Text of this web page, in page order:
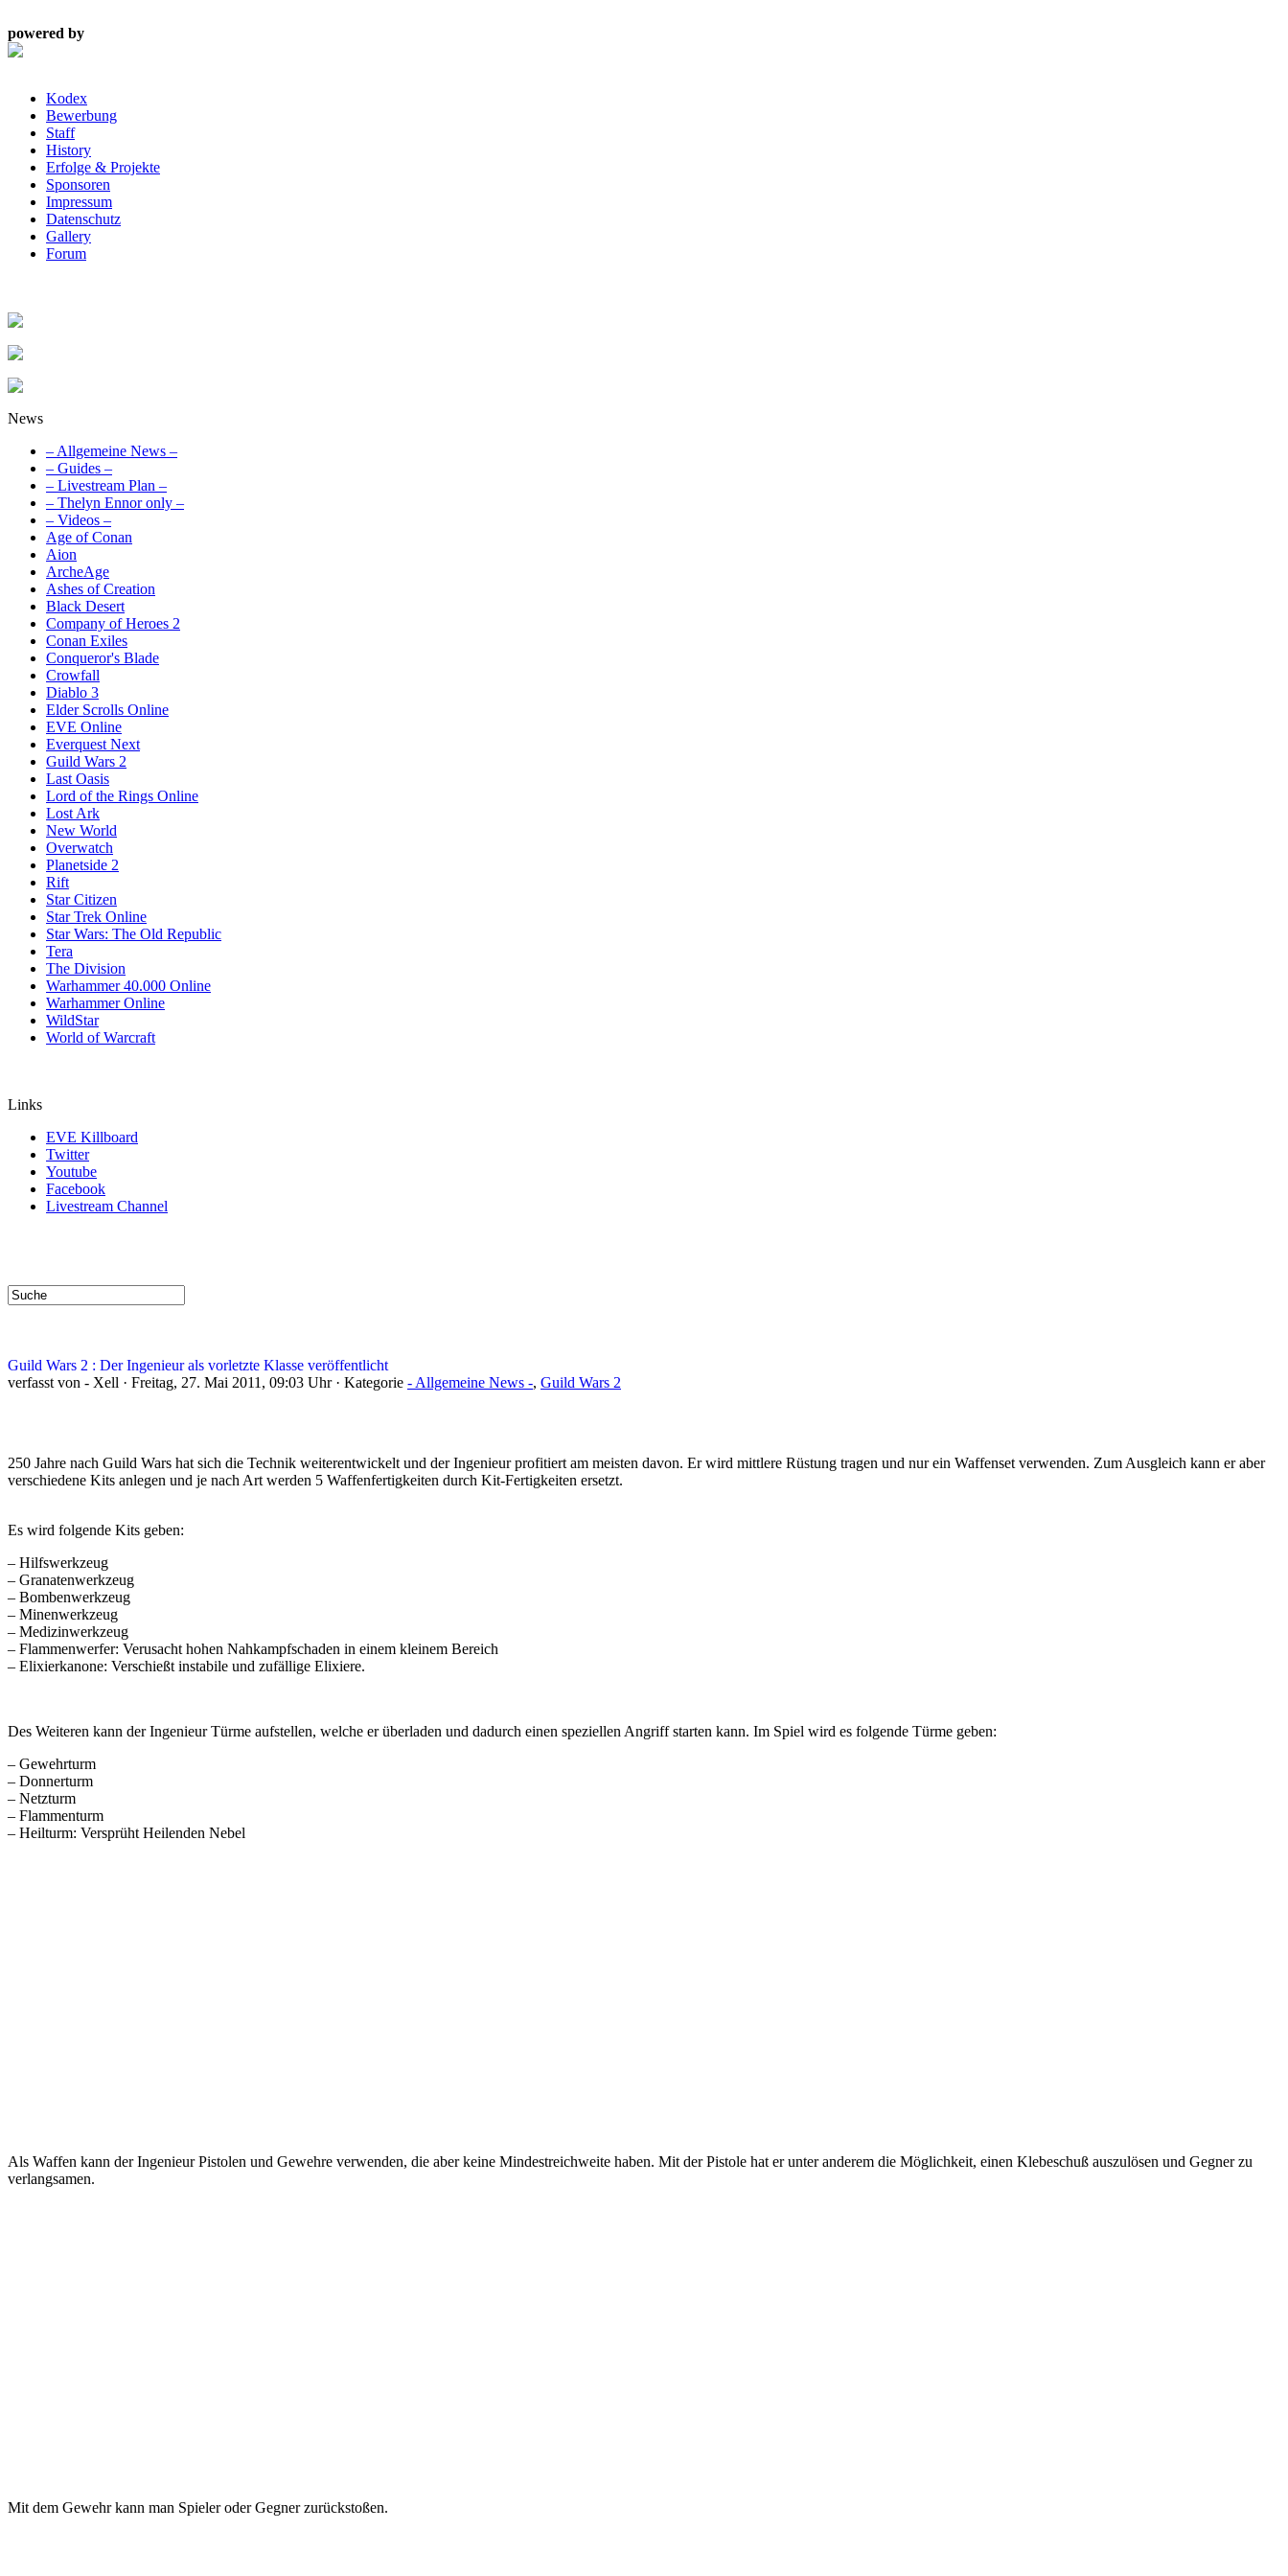
powered by
Kodex
Bewerbung
Staff
History
Erfolge & Projekte
Sponsoren
Impressum
Datenschutz
Gallery
Forum
News
– Allgemeine News –
– Guides –
– Livestream Plan –
– Thelyn Ennor only –
– Videos –
Age of Conan
Aion
ArcheAge
Ashes of Creation
Black Desert
Company of Heroes 2
Conan Exiles
Conqueror's Blade
Crowfall
Diablo 3
Elder Scrolls Online
EVE Online
Everquest Next
Guild Wars 2
Last Oasis
Lord of the Rings Online
Lost Ark
New World
Overwatch
Planetside 2
Rift
Star Citizen
Star Trek Online
Star Wars: The Old Republic
Tera
The Division
Warhammer 40.000 Online
Warhammer Online
WildStar
World of Warcraft
Links
EVE Killboard
Twitter
Youtube
Facebook
Livestream Channel
Guild Wars 2 : Der Ingenieur als vorletzte Klasse veröffentlicht
verfasst von - Xell · Freitag, 27. Mai 2011, 09:03 Uhr · Kategorie - Allgemeine News -, Guild Wars 2
250 Jahre nach Guild Wars hat sich die Technik weiterentwickelt und der Ingenieur profitiert am meisten davon. Er wird mittlere Rüstung tragen und nur ein Waffenset verwenden. Zum Ausgleich kann er aber
verschiedene Kits anlegen und je nach Art werden 5 Waffenfertigkeiten durch Kit-Fertigkeiten ersetzt.
Es wird folgende Kits geben:
– Hilfswerkzeug
– Granatenwerkzeug
– Bombenwerkzeug
– Minenwerkzeug
– Medizinwerkzeug
– Flammenwerfer: Verusacht hohen Nahkampfschaden in einem kleinem Bereich
– Elixierkanone: Verschießt instabile und zufällige Elixiere.
Des Weiteren kann der Ingenieur Türme aufstellen, welche er überladen und dadurch einen speziellen Angriff starten kann. Im Spiel wird es folgende Türme geben:
– Gewehrturm
– Donnerturm
– Netzturm
– Flammenturm
– Heilturm: Versprüht Heilenden Nebel
Als Waffen kann der Ingenieur Pistolen und Gewehre verwenden, die aber keine Mindestreichweite haben. Mit der Pistole hat er unter anderem die Möglichkeit, einen Klebeschuß auszulösen und Gegner zu
verlangsamen.
Mit dem Gewehr kann man Spieler oder Gegner zurückstoßen.